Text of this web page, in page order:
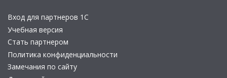
Вход для партнеров 1С
Учебная версия
Стать партнером
Политика конфиденциальности
Замечания по сайту